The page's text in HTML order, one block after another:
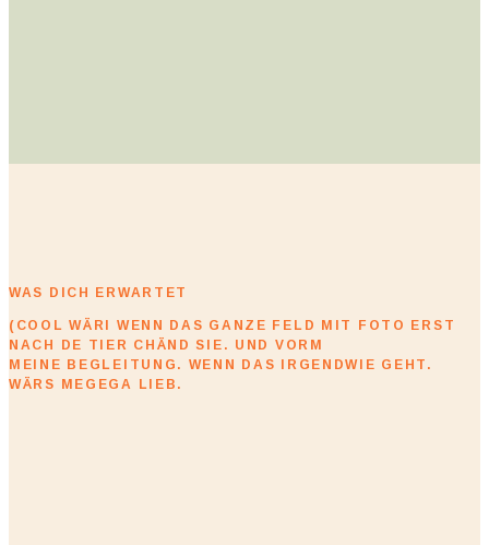
WAS DICH ERWARTET
(COOL WÄRI WENN DAS GANZE FELD MIT FOTO ERST
NACH DE TIER CHÄND SIE. UND VORM
MEINE BEGLEITUNG. WENN DAS IRGENDWIE GEHT.
WÄRS MEGEGA LIEB.